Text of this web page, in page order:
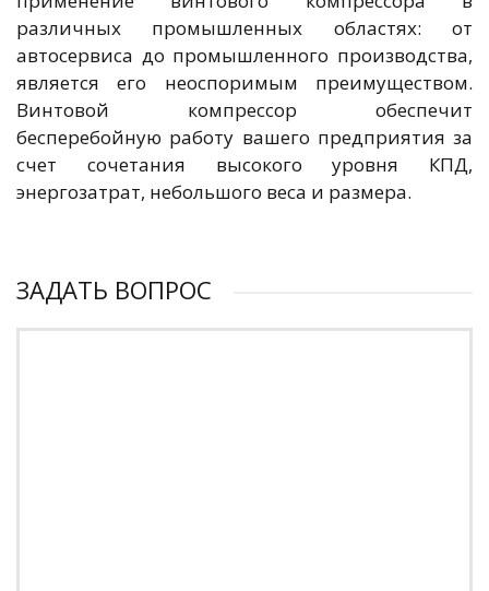
различных промышленных областях: от
автосервиса до промышленного производства,
является его неоспоримым преимуществом.
Винтовой компрессор обеспечит
бесперебойную работу вашего предприятия за
счет сочетания высокого уровня КПД,
энергозатрат, небольшого веса и размера.
ЗАДАТЬ ВОПРОС